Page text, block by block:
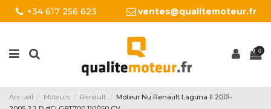
+34 617 256 623 ventes@qualitemoteur.fr
0
Accueil Moteurs Renault
Moteur Nu Renault Laguna II 2001-